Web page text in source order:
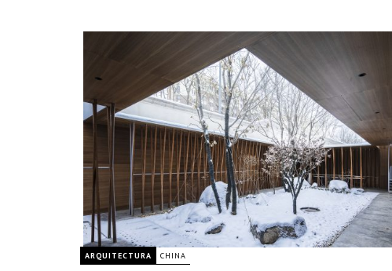
ARQUITECTURA CHINA